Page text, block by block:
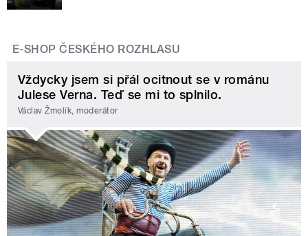
E-SHOP ČESKÉHO ROZHLASU
Vždycky jsem si přál ocitnout se v románu
Julese Verna. Teď se mi to splnilo.
Václav Žmolík, moderátor